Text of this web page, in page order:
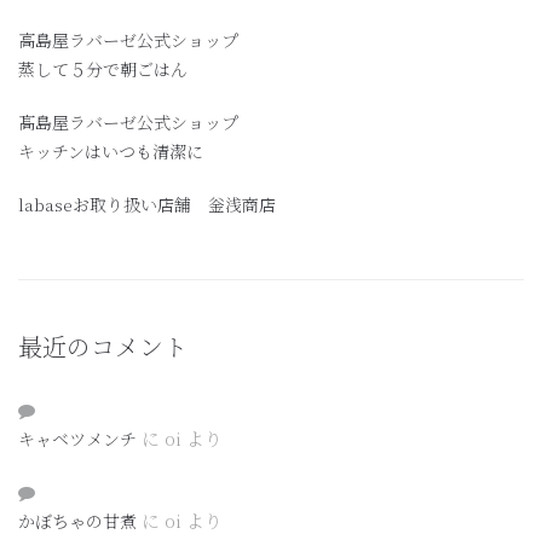
高島屋ラバーゼ公式ショップ
蒸して５分で朝ごはん
髙島屋ラバーゼ公式ショップ
キッチンはいつも清潔に
labaseお取り扱い店舗 釡浅商店
最近のコメント
キャベツメンチ に oi より
かぼちゃの甘煮 に oi より